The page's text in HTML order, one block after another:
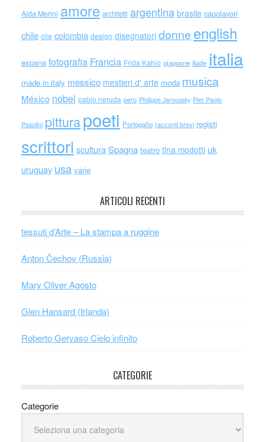
Alda Merini amore architetti argentina brasile capolavori
chile cile colombia design disegnatori donne english
espana fotografia Francia Frida Kahlo giappone iliade italia
made in italy messico mestieri d' arte moda musica
México nobel pablo neruda perù Philippe Jaroussky Pier Paolo
Pasolini pitturapoeti Portogallo racconti brevi registi
scrittori scultura Spagna teatro tina modotti uk
uruguay usa varie
ARTICOLI RECENTI
tessuti d’Arte – La stampa a ruggine
Anton Čechov (Russia)
Mary Oliver Agosto
Glen Hansard (Irlanda)
Roberto Gervaso Cielo infinito
CATEGORIE
Categorie